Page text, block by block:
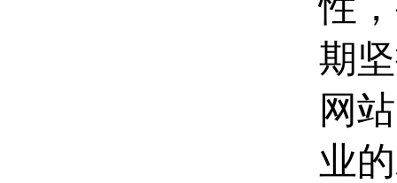
期
网
业